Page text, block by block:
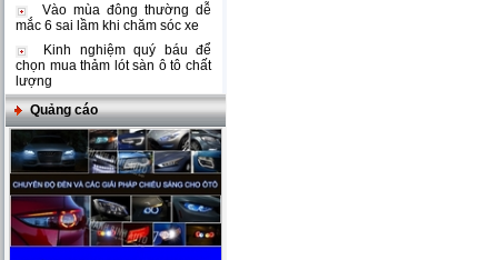
Vào mùa đông thường dễ
mắc 6 sai lầm khi chăm sóc xe
Kinh nghiệm quý báu để
chọn mua thảm lót sàn ô tô chất
lượng
Quảng cáo